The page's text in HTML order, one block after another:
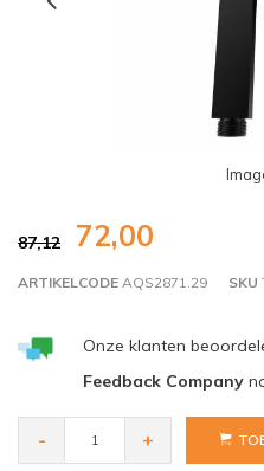
87,12 72,00
ARTIKELCODE AQS2871.29 SKU
Onze klanten
Feedback Company
- +